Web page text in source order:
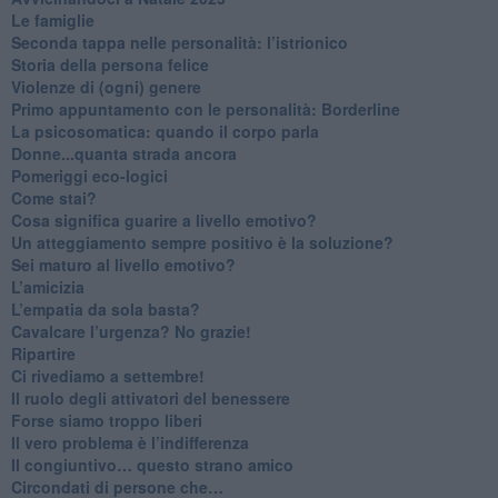
Le famiglie
Seconda tappa nelle personalità: l’istrionico
​Storia della persona felice
Violenze di (ogni) genere
​Primo appuntamento con le personalità: Borderline
La psicosomatica: quando il corpo parla
Donne...quanta strada ancora
​Pomeriggi eco-logici
​Come stai?
Cosa significa guarire a livello emotivo?
​Un atteggiamento sempre positivo è la soluzione?
​Sei maturo al livello emotivo?
​L’amicizia
​L’empatia da sola basta?
​Cavalcare l’urgenza? No grazie!
Ripartire
​Ci rivediamo a settembre!
​Il ruolo degli attivatori del benessere
​Forse siamo troppo liberi
​Il vero problema è l’indifferenza
​Il congiuntivo… questo strano amico
​Circondati di persone che…